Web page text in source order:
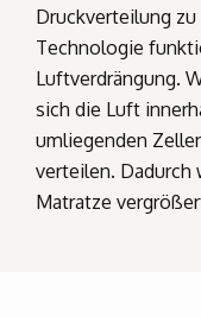
Druckverteilung
Technologie
Luftverdrängung.
sich die Luft
umliegenden
verteilen.
Matratze